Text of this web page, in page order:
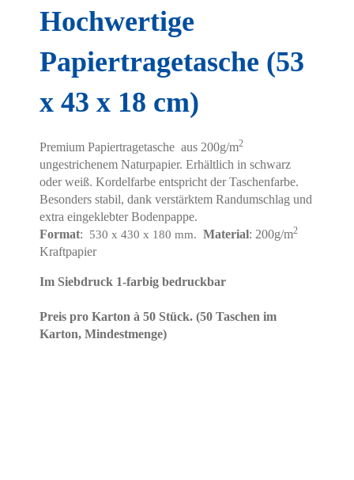
Hochwertige
Papiertragetasche (53
x 43 x 18 cm)
Premium Papiertragetasche aus 200g/m2
ungestrichenem Naturpapier. Erhältlich in schwarz
oder weiß. Kordelfarbe entspricht der Taschenfarbe.
Besonders stabil, dank verstärktem Randumschlag und
extra eingeklebter Bodenpappe.
Format: 530 x 430 x 180 mm. Material: 200g/m2
Kraftpapier
Im Siebdruck 1-farbig bedruckbar
Preis pro Karton à 50 Stück. (50 Taschen im
Karton, Mindestmenge)